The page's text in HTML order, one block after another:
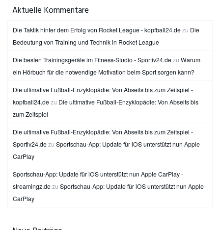
Aktuelle Kommentare
Die Taktik hinter dem Erfolg von Rocket League - kopfball24.dezu Die
Bedeutung von Training und Technik in Rocket League
Die besten Trainingsgeräte im Fitness-Studio - Sportiv24.dezu Warum
ein Hörbuch für die notwendige Motivation beim Sport sorgen kann?
Die ultimative Fußball-Enzyklopädie: Von Abseits bis zum Zeitspiel -
kopfball24.dezu Die ultimative Fußball-Enzyklopädie: Von Abseits bis
zum Zeitspiel
Die ultimative Fußball-Enzyklopädie: Von Abseits bis zum Zeitspiel -
Sportiv24.dezu Sportschau-App: Update für iOS unterstützt nun Apple
CarPlay
Sportschau-App: Update für iOS unterstützt nun Apple CarPlay -
streamingz.dezu Sportschau-App: Update für iOS unterstützt nun Apple
CarPlay